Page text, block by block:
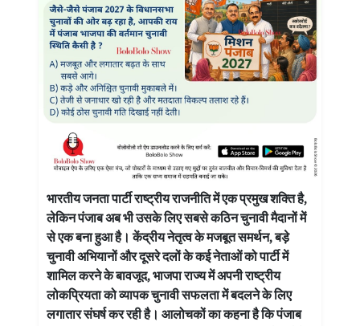
भारतीय जनता पार्टी राष्ट्रीय राजनीति में एक प्रमुख शक्ति है,
लेकिन पंजाब अब भी उसके लिए सबसे कठिन चुनावी मैदानों में
से एक बना हुआ है। केंद्रीय नेतृत्व के मजबूत समर्थन, बड़े
चुनावी अभियानों और दूसरे दलों के कई नेताओं को पार्टी में
शामिल करने के बावजूद, भाजपा राज्य में अपनी राष्ट्रीय
लोकप्रियता को व्यापक चुनावी सफलता में बदलने के लिए
लगातार संघर्ष कर रही है। आलोचकों का कहना है कि पंजाब